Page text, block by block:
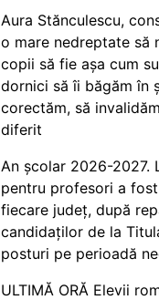
Aura Stănculescu,
o mare nedreptate să
copii să fie așa cum
dornici să îi băgăm în
corectăm, să
diferit
An școlar 2026-2027.
pentru profesori a
fiecare județ, după
candidaților de la
posturi pe perioadă
ULTIMĂ ORĂ Elevii